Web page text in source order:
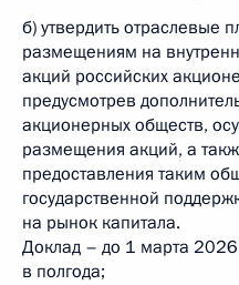
б) утвердить отраслевые
размещениям на
акций российских
предусмотрев
акционерных обществ,
размещения акций, а
предоставления таким
государственной
на рынок капитала.
Доклад – до 1 марта 2026
в полгода;